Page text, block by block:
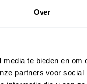
Over
te bieden en om
partners voor social